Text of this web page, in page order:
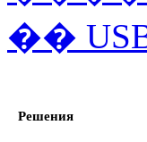
Решения